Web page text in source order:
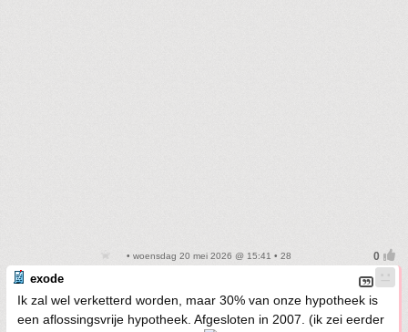
• woensdag 20 mei 2026 @ 15:41 • 28
exode
Ik zal wel verketterd worden, maar 30% van onze hypotheek is
een aflossingsvrije hypotheek. Afgesloten in 2007. (ik zei eerder